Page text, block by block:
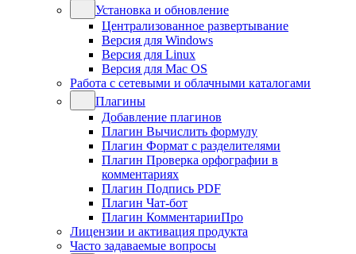
Установка и обновление
Централизованное развертывание
Версия для Windows
Версия для Linux
Версия для Mac OS
Работа с сетевыми и облачными каталогами
Плагины
Добавление плагинов
Плагин Вычислить формулу
Плагин Формат с разделителями
Плагин Проверка орфографии в
комментариях
Плагин Подпись PDF
Плагин Чат-бот
Плагин КомментарииПро
Лицензии и активация продукта
Часто задаваемые вопросы